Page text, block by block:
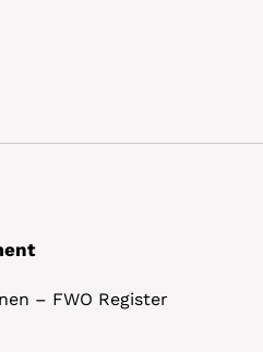
– FWO Register